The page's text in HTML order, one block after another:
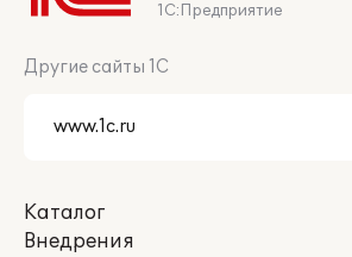
1С:Предприятие
Другие сайты 1С
Каталог
Внедрения